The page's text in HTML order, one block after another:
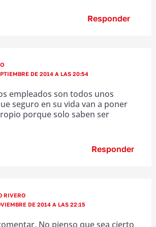
Responder
DE 2014 A LAS 20:54
empleados son todos unos
seguro en su vida van a poner
porque solo saben ser
Responder
RIVERO
DE 2014 A LAS 22:15
No pienso que sea cierto